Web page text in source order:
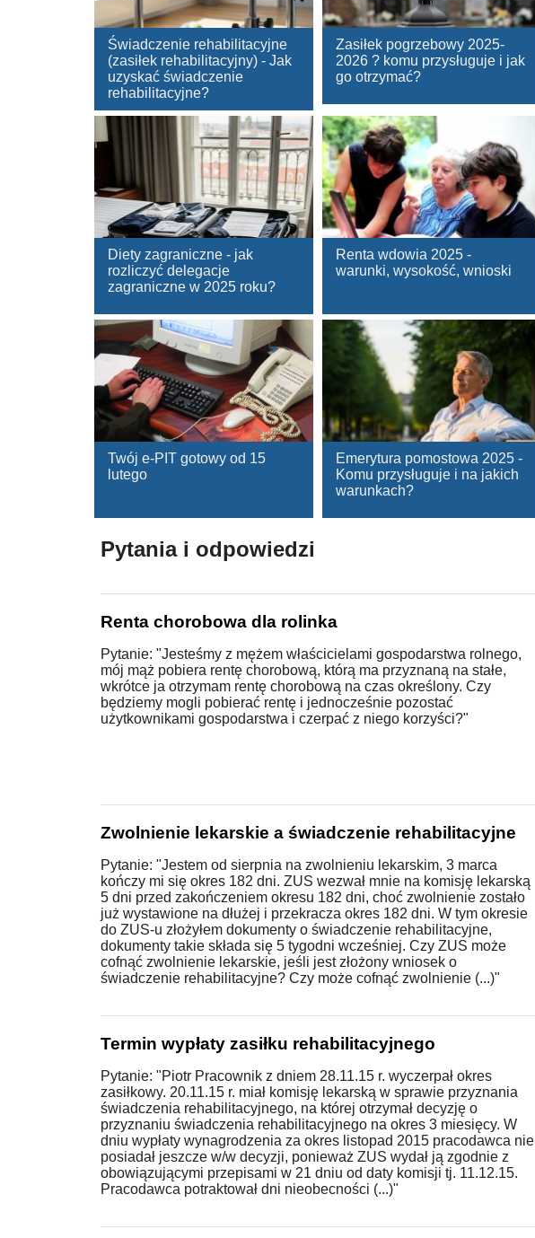
Świadczenie rehabilitacyjne
(zasiłek rehabilitacyjny) - Jak
uzyskać świadczenie
rehabilitacyjne?
Zasiłek pogrzebowy 2025-
2026 ? komu przysługuje i jak
go otrzymać?
Diety zagraniczne - jak
rozliczyć delegacje
zagraniczne w 2025 roku?
Renta wdowia 2025 -
warunki, wysokość, wnioski
Twój e-PIT gotowy od 15
lutego
Emerytura pomostowa 2025 -
Komu przysługuje i na jakich
warunkach?
Pytania i odpowiedzi
Renta chorobowa dla rolinka
Pytanie: "Jesteśmy z mężem właścicielami gospodarstwa rolnego,
mój mąż pobiera rentę chorobową, którą ma przyznaną na stałe,
wkrótce ja otrzymam rentę chorobową na czas określony. Czy
będziemy mogli pobierać rentę i jednocześnie pozostać
użytkownikami gospodarstwa i czerpać z niego korzyści?"
Zwolnienie lekarskie a świadczenie rehabilitacyjne
Pytanie: "Jestem od sierpnia na zwolnieniu lekarskim, 3 marca
kończy mi się okres 182 dni. ZUS wezwał mnie na komisję lekarską
5 dni przed zakończeniem okresu 182 dni, choć zwolnienie zostało
już wystawione na dłużej i przekracza okres 182 dni. W tym okresie
do ZUS-u złożyłem dokumenty o świadczenie rehabilitacyjne,
dokumenty takie składa się 5 tygodni wcześniej. Czy ZUS może
cofnąć zwolnienie lekarskie, jeśli jest złożony wniosek o
świadczenie rehabilitacyjne? Czy może cofnąć zwolnienie (...)"
Termin wypłaty zasiłku rehabilitacyjnego
Pytanie: "Piotr Pracownik z dniem 28.11.15 r. wyczerpał okres
zasiłkowy. 20.11.15 r. miał komisję lekarską w sprawie przyznania
świadczenia rehabilitacyjnego, na której otrzymał decyzję o
przyznaniu świadczenia rehabilitacyjnego na okres 3 miesięcy. W
dniu wypłaty wynagrodzenia za okres listopad 2015 pracodawca nie
posiadał jeszcze w/w decyzji, ponieważ ZUS wydał ją zgodnie z
obowiązującymi przepisami w 21 dniu od daty komisji tj. 11.12.15.
Pracodawca potraktował dni nieobecności (...)"